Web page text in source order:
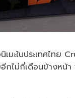
มะในประเทศไทย
ไม่กี่เดือนข้างหน้า